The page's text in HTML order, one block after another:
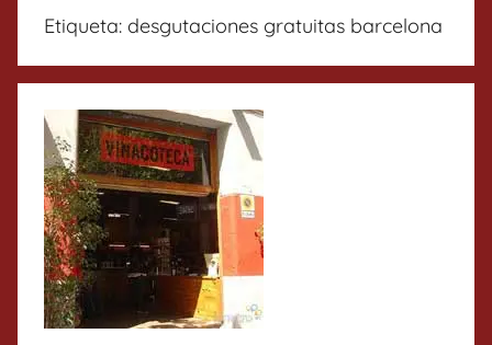
Etiqueta: desgutaciones gratuitas barcelona